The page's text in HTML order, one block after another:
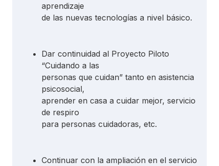
aprendizaje
de las nuevas tecnologías a nivel básico.
Dar continuidad al Proyecto Piloto
“Cuidando a las
personas que cuidan” tanto en asistencia
psicosocial,
aprender en casa a cuidar mejor, servicio
de respiro
para personas cuidadoras, etc.
Continuar con la ampliación en el servicio